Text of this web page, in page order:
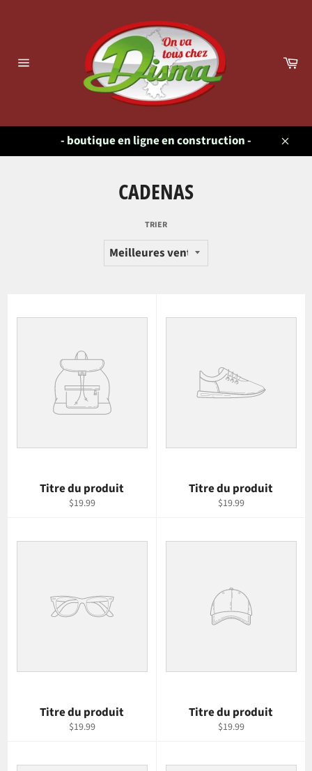
- boutique en ligne en construction -
Close
CADENAS
TRIER
Titre du produit
$19.99
Titre du produit
$19.99
Titre du produit
$19.99
Titre du produit
$19.99